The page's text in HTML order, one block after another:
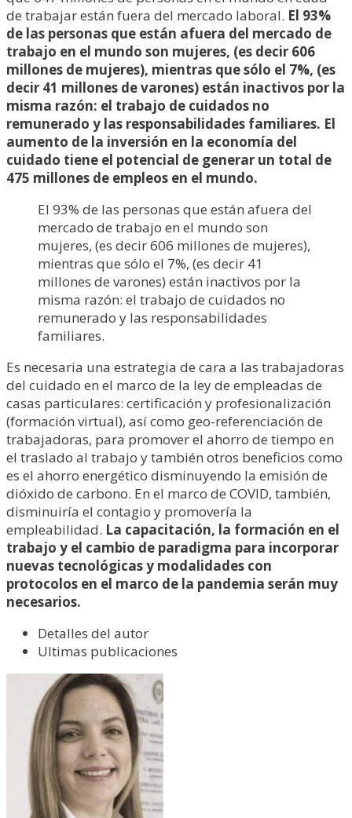
de trabajar están fuera del mercado laboral. El 93%
de las personas que están afuera del mercado de
trabajo en el mundo son mujeres, (es decir 606
millones de mujeres), mientras que sólo el 7%, (es
decir 41 millones de varones) están inactivos por la
misma razón: el trabajo de cuidados no
remunerado y las responsabilidades familiares. El
aumento de la inversión en la economía del
cuidado tiene el potencial de generar un total de
475 millones de empleos en el mundo.
El 93% de las personas que están afuera del
mercado de trabajo en el mundo son
mujeres, (es decir 606 millones de mujeres),
mientras que sólo el 7%, (es decir 41
millones de varones) están inactivos por la
misma razón: el trabajo de cuidados no
remunerado y las responsabilidades
familiares.
Es necesaria una estrategia de cara a las trabajadoras
del cuidado en el marco de la ley de empleadas de
casas particulares: certificación y profesionalización
(formación virtual), así como geo-referenciación de
trabajadoras, para promover el ahorro de tiempo en
el traslado al trabajo y también otros beneficios como
es el ahorro energético disminuyendo la emisión de
dióxido de carbono. En el marco de COVID, también,
disminuiría el contagio y promovería la
empleabilidad. La capacitación, la formación en el
trabajo y el cambio de paradigma para incorporar
nuevas tecnológicas y modalidades con
protocolos en el marco de la pandemia serán muy
necesarios.
Detalles del autor
Ultimas publicaciones